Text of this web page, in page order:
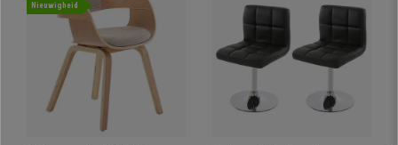
Nieuwigheid